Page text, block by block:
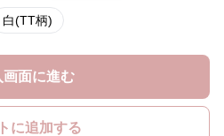
白(TT柄)
画面に進む
に追加する